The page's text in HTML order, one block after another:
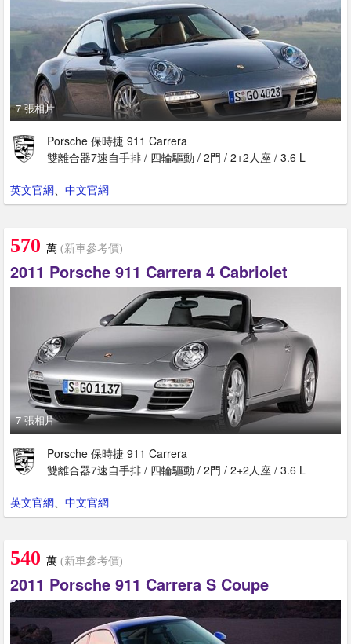
7 張相片
Porsche 保時捷 911 Carrera
雙離合器7速自手排 / 四輪驅動 / 2門 / 2+2人座 / 3.6 L
英文官網、 中文官網
570 萬 (新車參考價)
2011 Porsche 911 Carrera 4 Cabriolet
7 張相片
Porsche 保時捷 911 Carrera
雙離合器7速自手排 / 四輪驅動 / 2門 / 2+2人座 / 3.6 L
英文官網 中文官網
540 萬 (新車參考價)
2011 Porsche 911 Carrera S Coupe